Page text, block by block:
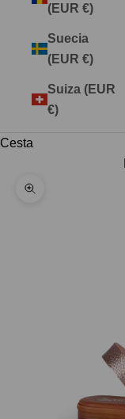
(EUR €)
Suecia
(EUR €)
Suiza (EUR
€)
Cesta
Zoom